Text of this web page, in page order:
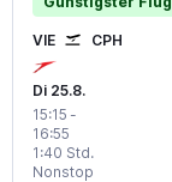
VIE CPH
Di 25.8.
15:15 -
16:55
Nonstop
1:40 Std.